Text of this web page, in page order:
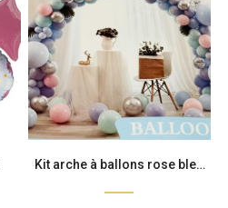
Kit arche à ballons rose bleu